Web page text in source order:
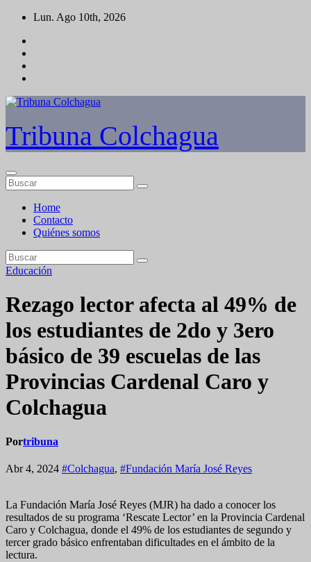
Saltar
contenido
Lun. Ago 10th, 2026
Tribuna Colchagua
Home
Contacto
Quiénes somos
Educación
Rezago lector afecta al 49% de
los estudiantes de 2do y 3ero
básico de 39 escuelas de las
Provincias Cardenal Caro y
Colchagua
Portribuna
Abr 4, 2024 #Colchagua, #Fundación María José Reyes
La Fundación María José Reyes (MJR) ha dado a conocer los
resultados de su programa ‘Rescate Lector’ en la Provincia Cardenal
Caro y Colchagua, donde el 49% de los estudiantes de segundo y
tercer grado básico enfrentaban dificultades en el ámbito de la
lectura.